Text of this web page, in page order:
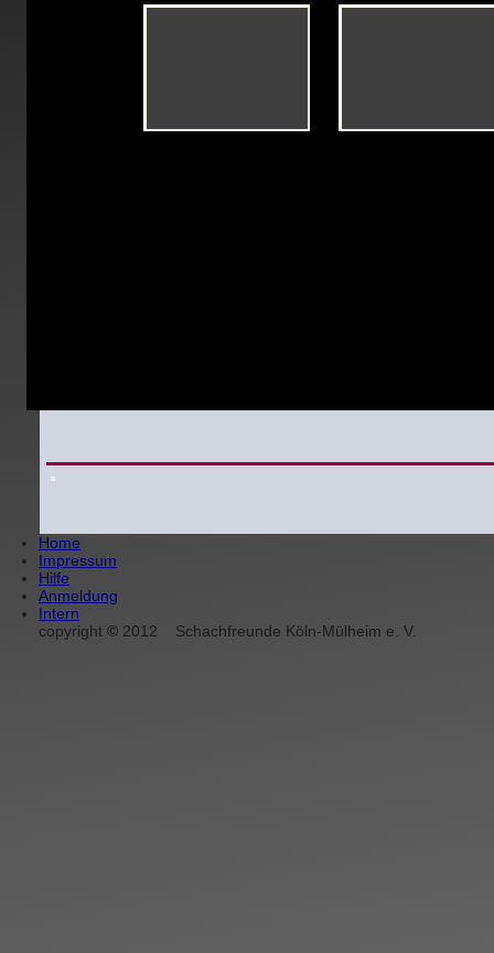
Home
Impressum
Hilfe
Anmeldung
Intern
copyright © 2012 Schachfreunde Köln-Mülheim e. V.